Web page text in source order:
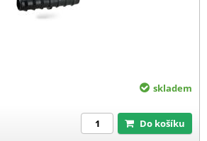
skladem
Do košíku